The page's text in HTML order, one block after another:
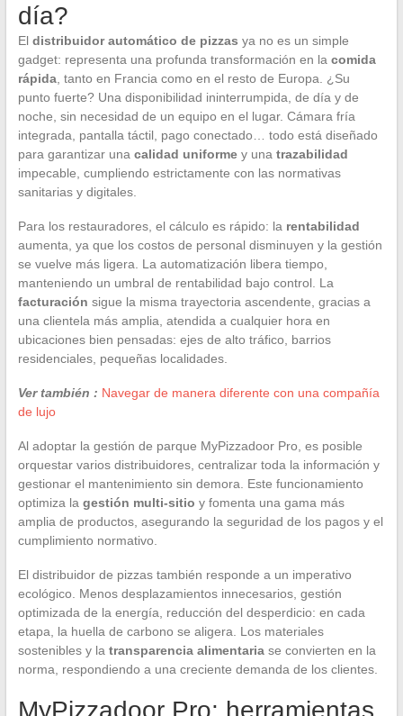
día?
El distribuidor automático de pizzas ya no es un simple
gadget: representa una profunda transformación en la comida
rápida, tanto en Francia como en el resto de Europa. ¿Su
punto fuerte? Una disponibilidad ininterrumpida, de día y de
noche, sin necesidad de un equipo en el lugar. Cámara fría
integrada, pantalla táctil, pago conectado… todo está diseñado
para garantizar una calidad uniformey una trazabilidad
impecable, cumpliendo estrictamente con las normativas
sanitarias y digitales.
Para los restauradores, el cálculo es rápido: la rentabilidad
aumenta, ya que los costos de personal disminuyen y la gestión
se vuelve más ligera. La automatización libera tiempo,
manteniendo un umbral de rentabilidad bajo control. La
facturación sigue la misma trayectoria ascendente, gracias a
una clientela más amplia, atendida a cualquier hora en
ubicaciones bien pensadas: ejes de alto tráfico, barrios
residenciales, pequeñas localidades.
Ver también : Navegar de manera diferente con una compañía
de lujo
Al adoptar la gestión de parque MyPizzadoor Pro, es posible
orquestar varios distribuidores, centralizar toda la información y
gestionar el mantenimiento sin demora. Este funcionamiento
optimiza la gestión multi-sitio y fomenta una gama más
amplia de productos, asegurando la seguridad de los pagos y el
cumplimiento normativo.
El distribuidor de pizzas también responde a un imperativo
ecológico. Menos desplazamientos innecesarios, gestión
optimizada de la energía, reducción del desperdicio: en cada
etapa, la huella de carbono se aligera. Los materiales
sostenibles y la transparencia alimentariase convierten en la
norma, respondiendo a una creciente demanda de los clientes.
MyPizzadoor Pro: herramientas